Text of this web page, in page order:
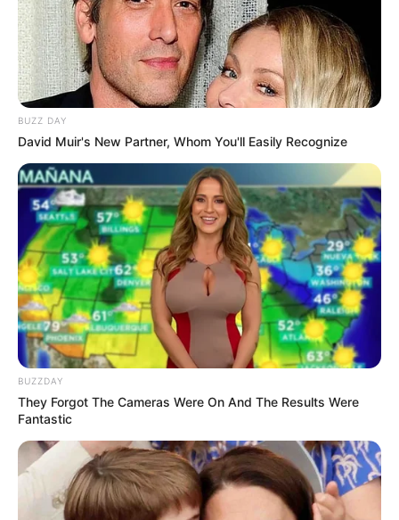
Anti Mainstream, 10 Cara
Membawa Barang Belanjaan
Versi Warga Thailand
Langka Banget! 10 Pose Lucu
Katak yang Bikin Ketawa
Gemes
Ambyar! 10 Kalimat Baper
Pakai Bahasa Jawa Ini Bikin
Galau Abis
BUZZ DAY
David Muir's New Partner, Whom You'll Easily Recognize
BUZZDAY
They Forgot The Cameras Were On And The Results Were
Fantastic